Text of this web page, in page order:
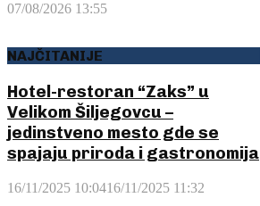
07/08/2026 13:55
NAJČITANIJE
Hotel-restoran “Zaks” u
Velikom Šiljegovcu –
jedinstveno mesto gde se
spajaju priroda i gastronomija
16/11/2025 10:0416/11/2025 11:32